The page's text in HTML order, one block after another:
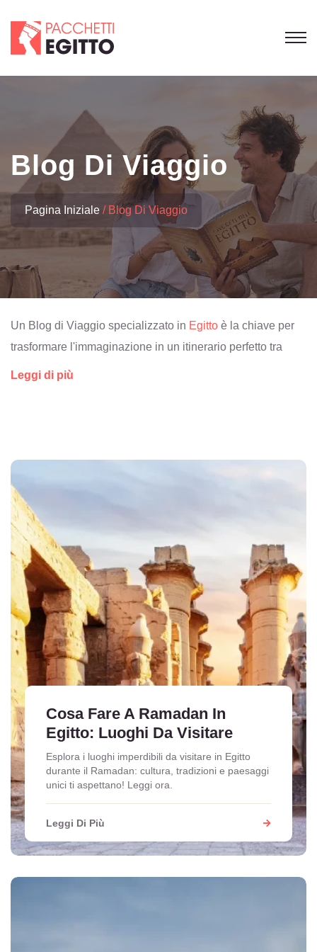
Blog Di Viaggio
Pagina Iniziale Blog Di Viaggio
Un Blog di Viaggio specializzato in Egitto è la chiave per
trasformare l'immaginazione in un itinerario perfetto tra
storia e relax.
Questa sezione è nata per guidare i viaggiatori italiani
nella scelta delle migliori esperienze.Qual è il segreto per
vivere la terra dei Faraoni senza stress?
Leggere un Blog di Viaggio ricco di consigli pratici
permette di scoprire come combinare una visita culturale al
Cairo con una settimana di snorkeling a
Marsa Alam.
I paragrafi brevi e la struttura fluida aiutano a scansionare
rapidamente i costi e i tempi di percorrenza.La curiosità è il
motore di ogni partenza.
In questo Blog di Viaggio non troverai i soliti elenchi
banali, ma dettagli capaci di accendere la fantasia:
l'emozione di svegliarsi davanti alle
profumo del tè alla menta consumato in un villaggio
nubiano.
Tutto è pensato per rendere la lettura immediata, piacevole
Leggi di più
Cosa Fare A Ramadan In
Egitto: Luoghi Da Visitare
Esplora i luoghi imperdibili da visitare in Egitto
durante il Ramadan: cultura, tradizioni e paesaggi
unici ti aspettano! Leggi ora.
Leggi Di Più